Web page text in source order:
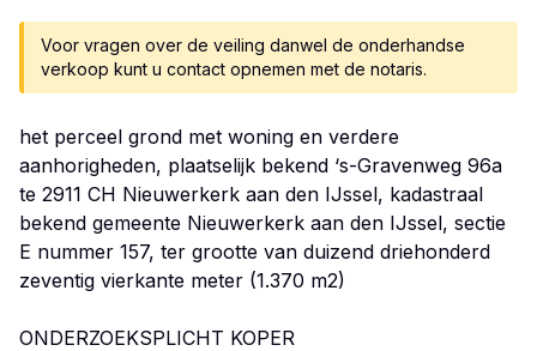
Voor vragen over de veiling danwel de onderhandse
verkoop kunt u contact opnemen met de notaris.
het perceel grond met woning en verdere
aanhorigheden, plaatselijk bekend ‘s-Gravenweg 96a
te 2911 CH Nieuwerkerk aan den IJssel, kadastraal
bekend gemeente Nieuwerkerk aan den IJssel, sectie
E nummer 157, ter grootte van duizend driehonderd
zeventig vierkante meter (1.370 m2)
ONDERZOEKSPLICHT KOPER